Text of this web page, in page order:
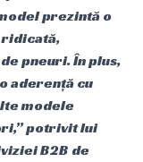
prezintă o
ridicată,
pneuri. În plus,
aderență cu
modele
potrivit lui
B2B de